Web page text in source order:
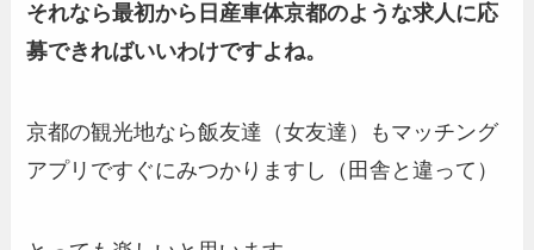
それなら最初から日産車体京都のような求人に応
募できればいいわけですよね。
京都の観光地なら飯友達（女友達）もマッチング
アプリですぐにみつかりますし（田舎と違って）